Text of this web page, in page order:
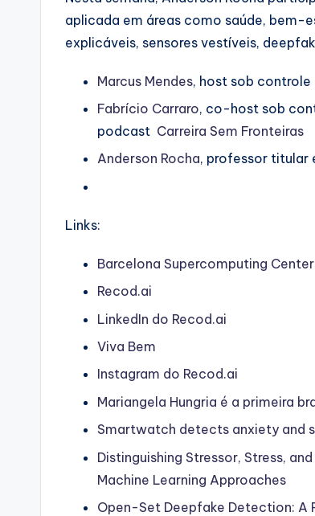
aplicada em áreas como saúde,
explicáveis, sensores vestíveis,
⁠⁠Marcus Mendes⁠⁠, host sob controle
⁠⁠Fabrício Carraro⁠⁠, co-host sob
podcast Carreira Sem Fronteiras
Anderson Rocha, professor titular
Links:
Barcelona Supercomputing Center
Recod.ai
LinkedIn do Recod.ai
Viva Bem
Instagram do Recod.ai
Mariangela Hungria é a primeira
Smartwatch detects anxiety and
Distinguishing Stressor, Stress,
Machine Learning Approaches
Open-Set Deepfake Detection: